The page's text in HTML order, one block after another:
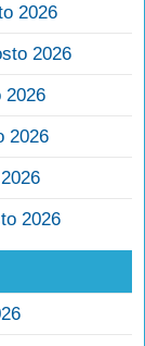
2026
2026
2026
2026
2026